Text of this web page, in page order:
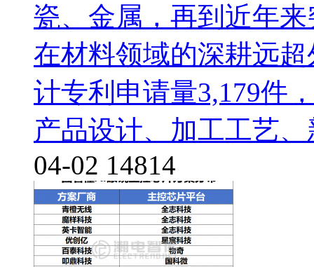
瓷、金属，再到近年
在材料领域的深耕远
计专利申请量3,179件
产品设计、加工工艺
04-02 14814